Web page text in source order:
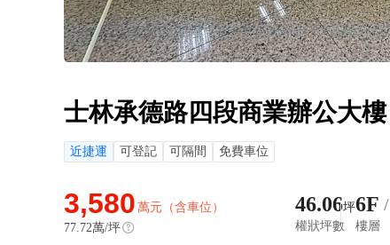
士林承德路四段商業辦公大樓
近捷運 可登記 可隔間 免費車位
3,580萬元（含車位）
77.72萬/坪
46.06坪
權狀坪數
6F /
樓層